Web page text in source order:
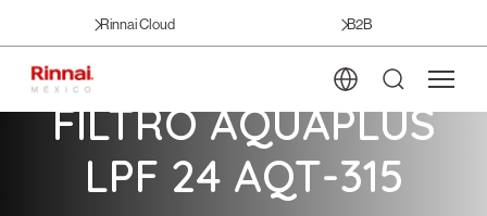
Rinnai Cloud B2B
FILTRO AQUAPLUS
LPF 24 AQT-315